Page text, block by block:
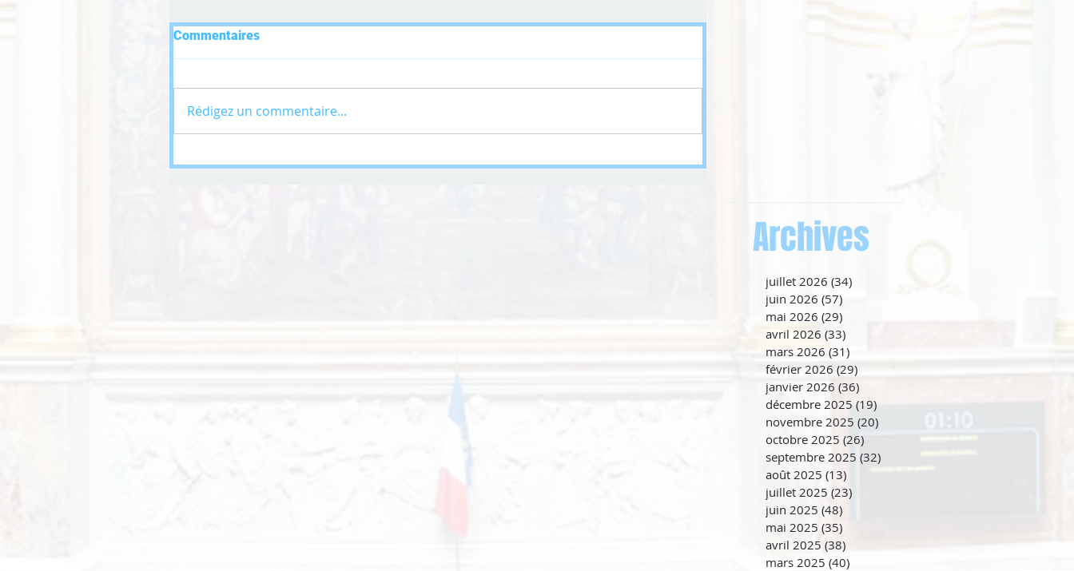
Commentaires
Rédigez un commentaire...
Archives
juillet 2026 (34)
juin 2026 (57)
mai 2026 (29)
avril 2026 (33)
mars 2026 (31)
février 2026 (29)
janvier 2026 (36)
décembre 2025 (19)
novembre 2025 (20)
octobre 2025 (26)
septembre 2025 (32) 32 posts
août 2025 (13)
juillet 2025 (23)
juin 2025 (48)
mai 2025 (35)
avril 2025 (38)
mars 2025 (40)